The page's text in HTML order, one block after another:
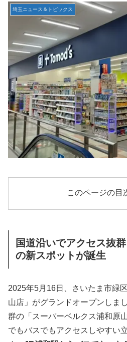
埼玉ニュース＆トピックス
このページの目
国道沿いでアクセス抜
の新スポットが誕生
2025年5月16日、さいたま市緑
山店」がグランドオープンしま
群の「スーパーベルクス浦和原
でもバスでもアクセスしやすい